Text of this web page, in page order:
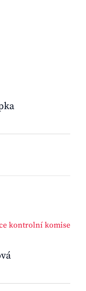
kontrolní komise